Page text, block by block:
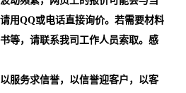
用QQ或电话直接询价。若需要材料
等，请联系我司工作人员索取。感
服务求信誉，以信誉迎客户，以客